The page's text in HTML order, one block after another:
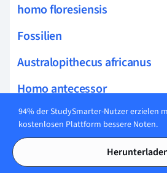
homo floresiensis
Fossilien
Australopithecus africanus
Homo antecessor
Australopithecus afarensis
Homo heidelbergensis
Homo ergaster
94% der StudySmarter-Nutzer erzielen
kostenlosen Plattform bessere Noten.